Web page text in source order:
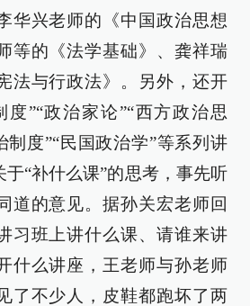
华兴老师的《中国政治思想
等的《法学基础》、龚祥瑞
法与行政法》。另外，还开
”“政治家论”“西方政治思
制度”“民国政治学”等系列讲
于“补什么课”的思考，事先听
道的意见。据孙关宏老师回
习班上讲什么课、请谁来讲
什么讲座，王老师与孙老师
了不少人，皮鞋都跑坏了两